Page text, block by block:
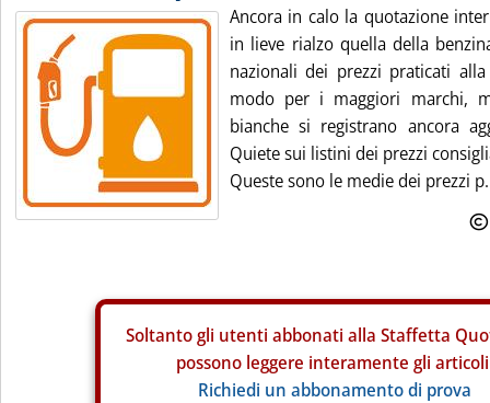
Ancora in calo la quotazione
in lieve rialzo quella della
nazionali dei prezzi praticati
modo per i maggiori marchi,
bianche si registrano ancora
Quiete sui listini dei prezzi
Queste sono le medie dei prezzi
Soltanto gli utenti abbonati alla Staffetta
possono leggere interamente gli
Richiedi un abbonamento di prova